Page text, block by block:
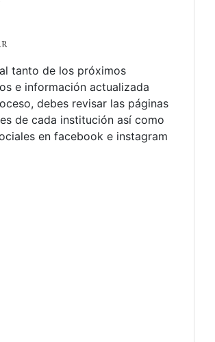
tanto de los próximos
e información actualizada
debes revisar las páginas
de cada institución así como
en facebook e instagram